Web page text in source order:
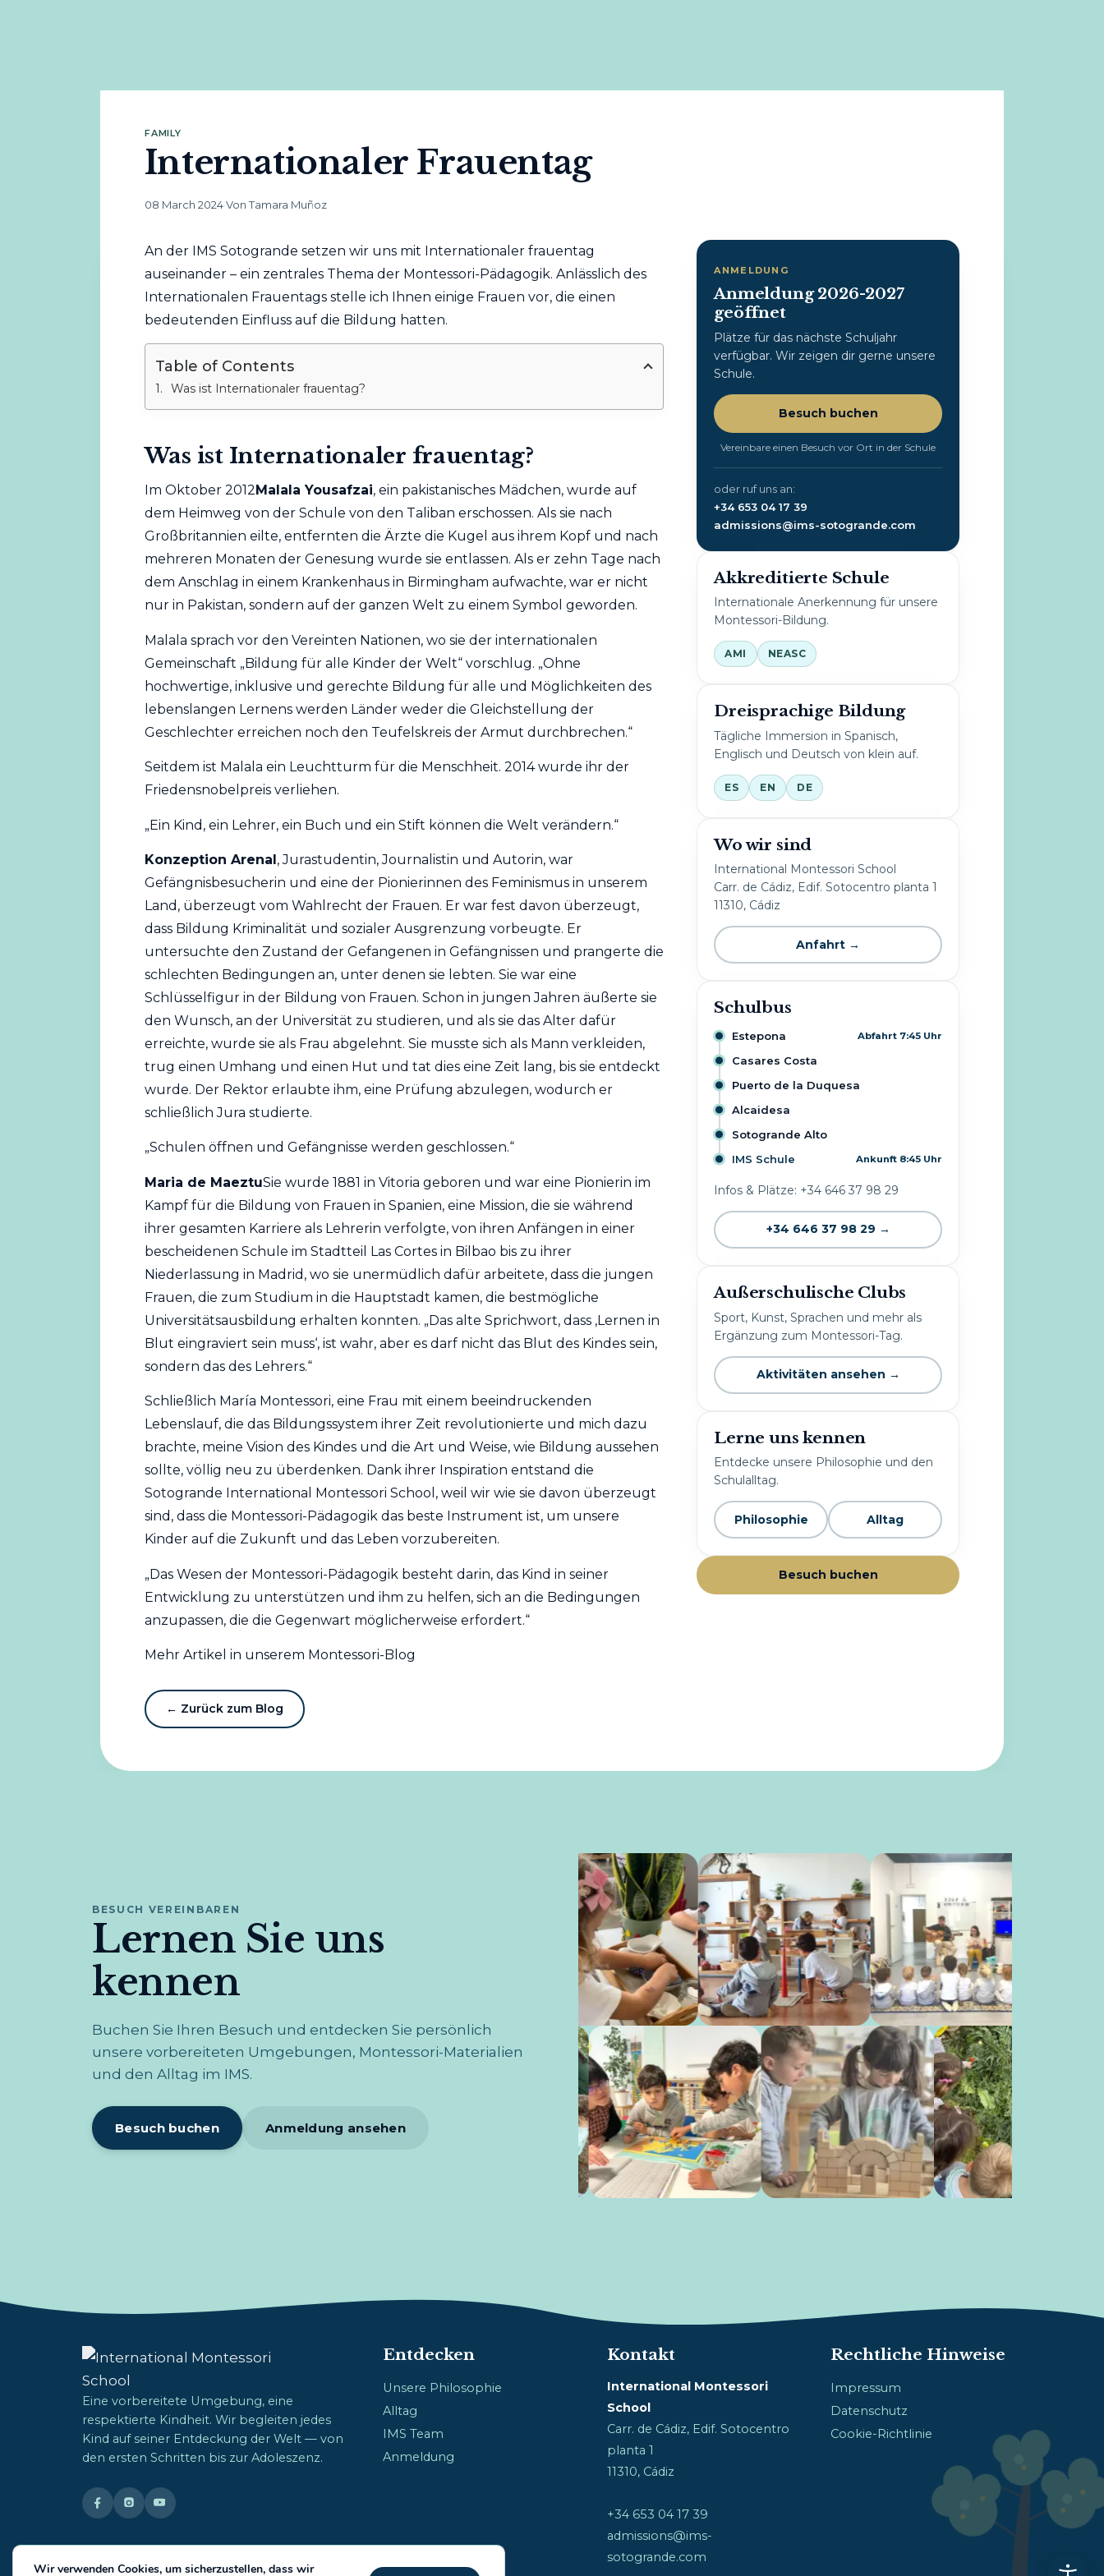
FAMILY
Internationaler Frauentag
08 March 2024·Von Tamara Muñoz
An der IMS Sotogrande setzen wir uns mit Internationaler frauentag
auseinander – ein zentrales Thema der Montessori-Pädagogik. Anlässlich des
Internationalen Frauentags stelle ich Ihnen einige Frauen vor, die einen
bedeutenden Einfluss auf die Bildung hatten.
Table of Contents
Was ist Internationaler frauentag?
Was ist Internationaler frauentag?
Im Oktober 2012 Malala Yousafzai, ein pakistanisches Mädchen, wurde auf
dem Heimweg von der Schule von den Taliban erschossen. Als sie nach
Großbritannien eilte, entfernten die Ärzte die Kugel aus ihrem Kopf und nach
mehreren Monaten der Genesung wurde sie entlassen. Als er zehn Tage nach
dem Anschlag in einem Krankenhaus in Birmingham aufwachte, war er nicht
nur in Pakistan, sondern auf der ganzen Welt zu einem Symbol geworden.
Malala sprach vor den Vereinten Nationen, wo sie der internationalen
Gemeinschaft „Bildung für alle Kinder der Welt“ vorschlug. „Ohne
hochwertige, inklusive und gerechte Bildung für alle und Möglichkeiten des
lebenslangen Lernens werden Länder weder die Gleichstellung der
Geschlechter erreichen noch den Teufelskreis der Armut durchbrechen.“
Seitdem ist Malala ein Leuchtturm für die Menschheit. 2014 wurde ihr der
Friedensnobelpreis verliehen.
„Ein Kind, ein Lehrer, ein Buch und ein Stift können die Welt verändern.“
Konzeption Arenal, Jurastudentin, Journalistin und Autorin, war
Gefängnisbesucherin und eine der Pionierinnen des Feminismus in unserem
Land, überzeugt vom Wahlrecht der Frauen. Er war fest davon überzeugt,
dass Bildung Kriminalität und sozialer Ausgrenzung vorbeugte. Er
untersuchte den Zustand der Gefangenen in Gefängnissen und prangerte die
schlechten Bedingungen an, unter denen sie lebten. Sie war eine
Schlüsselfigur in der Bildung von Frauen. Schon in jungen Jahren äußerte sie
den Wunsch, an der Universität zu studieren, und als sie das Alter dafür
erreichte, wurde sie als Frau abgelehnt. Sie musste sich als Mann verkleiden,
trug einen Umhang und einen Hut und tat dies eine Zeit lang, bis sie entdeckt
wurde. Der Rektor erlaubte ihm, eine Prüfung abzulegen, wodurch er
schließlich Jura studierte.
„Schulen öffnen und Gefängnisse werden geschlossen.“
Maria de MaeztuSie wurde 1881 in Vitoria geboren und war eine Pionierin im
Kampf für die Bildung von Frauen in Spanien, eine Mission, die sie während
ihrer gesamten Karriere als Lehrerin verfolgte, von ihren Anfängen in einer
bescheidenen Schule im Stadtteil Las Cortes in Bilbao bis zu ihrer
Niederlassung in Madrid, wo sie unermüdlich dafür arbeitete, dass die jungen
Frauen, die zum Studium in die Hauptstadt kamen, die bestmögliche
Universitätsausbildung erhalten konnten. „Das alte Sprichwort, dass ‚Lernen in
Blut eingraviert sein muss‘, ist wahr, aber es darf nicht das Blut des Kindes sein,
sondern das des Lehrers.“
Schließlich María Montessori, eine Frau mit einem beeindruckenden
Lebenslauf, die das Bildungssystem ihrer Zeit revolutionierte und mich dazu
brachte, meine Vision des Kindes und die Art und Weise, wie Bildung aussehen
sollte, völlig neu zu überdenken. Dank ihrer Inspiration entstand die
Sotogrande International Montessori School, weil wir wie sie davon überzeugt
sind, dass die Montessori-Pädagogik das beste Instrument ist, um unsere
Kinder auf die Zukunft und das Leben vorzubereiten.
„Das Wesen der Montessori-Pädagogik besteht darin, das Kind in seiner
Entwicklung zu unterstützen und ihm zu helfen, sich an die Bedingungen
anzupassen, die die Gegenwart möglicherweise erfordert.“
Mehr Artikel in unserem Montessori-Blog
← Zurück zum Blog
ANMELDUNG
Anmeldung 2026-2027
geöffnet
Plätze für das nächste Schuljahr
verfügbar. Wir zeigen dir gerne unsere
Schule.
Besuch buchen
Vereinbare einen Besuch vor Ort in der Schule
oder ruf uns an:
+34 653 04 17 39
admissions@ims-sotogrande.com
Akkreditierte Schule
Internationale Anerkennung für unsere
Montessori-Bildung.
AMI NEASC
Dreisprachige Bildung
Tägliche Immersion in Spanisch,
Englisch und Deutsch von klein auf.
ES EN DE
Wo wir sind
International Montessori School
Carr. de Cádiz, Edif. Sotocentro planta 1
11310, Cádiz
Anfahrt →
Schulbus
Estepona Abfahrt 7:45 Uhr
Casares Costa
Puerto de la Duquesa
Alcaidesa
Sotogrande Alto
IMS Schule
Ankunft 8:45 Uhr
Infos & Plätze: +34 646 37 98 29
+34 646 37 98 29 →
Außerschulische Clubs
Sport, Kunst, Sprachen und mehr als
Ergänzung zum Montessori-Tag.
Aktivitäten ansehen →
Lerne uns kennen
Entdecke unsere Philosophie und den
Schulalltag.
Philosophie Alltag
Besuch buchen
BESUCH VEREINBAREN
Lernen Sie uns
kennen
Buchen Sie Ihren Besuch und entdecken Sie persönlich
unsere vorbereiteten Umgebungen, Montessori-Materialien
und den Alltag im IMS.
Besuch buchen Anmeldung ansehen
Eine vorbereitete Umgebung, eine
respektierte Kindheit. Wir begleiten jedes
Kind auf seiner Entdeckung der Welt — von
den ersten Schritten bis zur Adoleszenz.
Entdecken
Unsere Philosophie
Alltag
IMS Team
Anmeldung
Kontakt
International Montessori
School
Carr. de Cádiz, Edif. Sotocentro
planta 1
11310, Cádiz
+34 653 04 17 39
admissions@ims-
sotogrande.com
Rechtliche Hinweise
Impressum
Datenschutz
Cookie-Richtlinie
Wir verwenden Cookies, um sicherzustellen, dass wir
GDPR Cookie-Banner schließen